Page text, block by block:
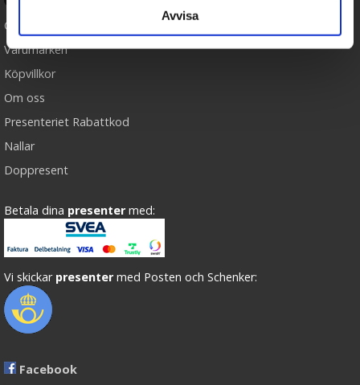
Avvisa
Cookies
Varumärken
Köpvillkor
Om oss
Presenteriet Rabattkod
Nallar
Doppresent
Betala dina presenter med:
Vi skickar presenter med Posten och Schenker:
Facebook